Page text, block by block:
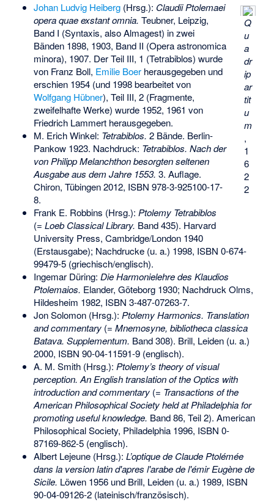
Q
u
a
dr
ip
ar
tit
u
m
,
1
6
2
2
Johan Ludvig Heiberg(Hrsg.): Claudii Ptolemaei
opera quae exstant omnia. Teubner, Leipzig,
Band I (Syntaxis, also Almagest) in zwei
Bänden 1898, 1903, Band II (Opera astronomica
minora), 1907. Der Teil III, 1 (Tetrabiblos) wurde
von Franz Boll, Emilie Boerherausgegeben und
erschien 1954 (und 1998 bearbeitet von
Wolfgang Hübner), Teil III, 2 (Fragmente,
zweifelhafte Werke) wurde 1952, 1961 von
Friedrich Lammertherausgegeben.
M. Erich Winkel: Tetrabiblos. 2 Bände. Berlin-
Pankow 1923. Nachdruck: Tetrabiblos. Nach der
von Philipp Melanchthon besorgten seltenen
Ausgabe aus dem Jahre 1553. 3. Auflage.
Chiron, Tübingen 2012, ISBN 978-3-925100-17-
8.
Frank E. Robbins (Hrsg.): Ptolemy Tetrabiblos
(= Loeb Classical Library. Band 435). Harvard
University Press, Cambridge/London 1940
(Erstausgabe); Nachdrucke (u. a.) 1998, ISBN 0-674-
99479-5(griechisch/englisch).
Ingemar Düring: Die Harmonielehre des Klaudios
Ptolemaios. Elander, Göteborg 1930; Nachdruck Olms,
Hildesheim 1982, ISBN 3-487-07263-7.
Jon Solomon (Hrsg.): Ptolemy Harmonics. Translation
and commentary(= Mnemosyne, bibliotheca classica
Batava. Supplementum. Band 308). Brill, Leiden (u. a.)
2000, ISBN 90-04-11591-9(englisch).
A. M. Smith (Hrsg.): Ptolemy’s theory of visual
perception. An English translation of the Optics with
introduction and commentary(= Transactions of the
American Philosophical Society held at Philadelphia for
promoting useful knowledge. Band 86, Teil 2). American
Philosophical Society, Philadelphia 1996, ISBN 0-
87169-862-5(englisch).
Albert Lejeune (Hrsg.): L’optique de Claude Ptolémée
dans la version latin d'apres l'arabe de l'émir Eugène de
Sicile. Löwen 1956 und Brill, Leiden (u. a.) 1989, ISBN
90-04-09126-2(lateinisch/französisch).